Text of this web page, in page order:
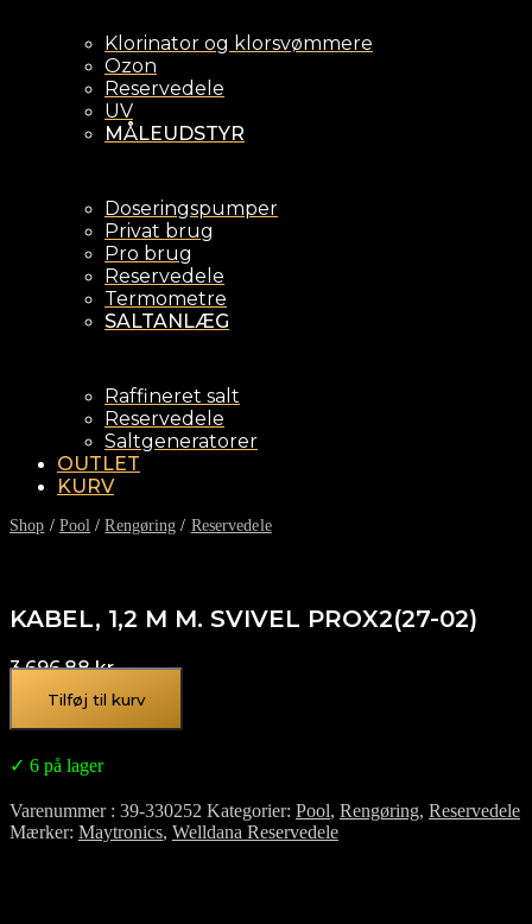
Klorinator og klorsvømmere
Ozon
Reservedele
UV
MÅLEUDSTYR
Doseringspumper
Privat brug
Pro brug
Reservedele
Termometre
SALTANLÆG
Raffineret salt
Reservedele
Saltgeneratorer
OUTLET
KURV
Shop / Pool /Rengøring / Reservedele
KABEL, 1,2 M M. SVIVEL PROX2(27-02)
3.696,88kr.
Tilføj til kurv
✓ 6 på lager
Varenummer 39-330252 Kategorier Pool, Rengøring, Reservedele
Mærker Maytronics, Welldana Reservedele